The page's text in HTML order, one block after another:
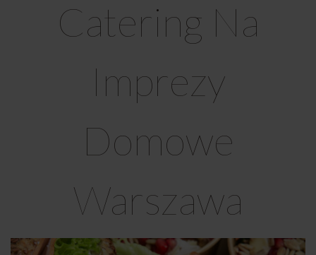
Catering Na
Imprezy
Domowe
Warszawa